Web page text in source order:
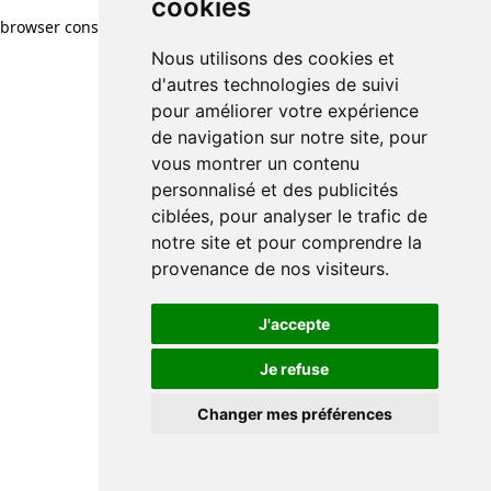
cookies
Nous utilisons des cookies et
d'autres technologies de suivi
pour améliorer votre expérience
de navigation sur notre site, pour
vous montrer un contenu
personnalisé et des publicités
ciblées, pour analyser le trafic de
notre site et pour comprendre la
provenance de nos visiteurs.
J'accepte
Je refuse
Changer mes préférences
browser console for more information)